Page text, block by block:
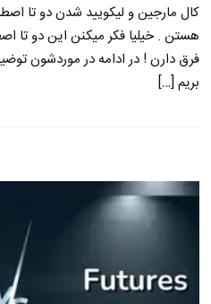
کال مارجین و لیکویید شدن دو تا
هستن . خیلیا فکر میکنن این دو تا
فرق دارن ! در ادامه در موردشون
بریم […]